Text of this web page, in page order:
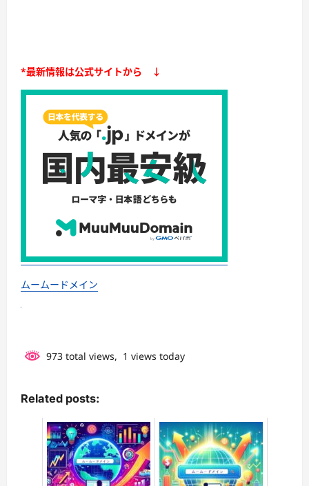
*最新情報は公式サイトから ↓
ムームードメイン
973 total views, 1 views today
Related posts: